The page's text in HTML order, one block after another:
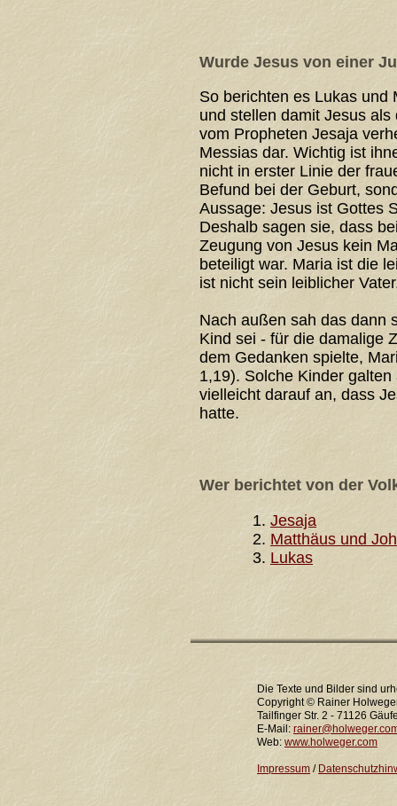
Wurde Jesus von einer
So berichten es Lukas und
und stellen damit Jesus als
vom Propheten Jesaja
Messias dar. Wichtig ist
nicht in erster Linie der
Befund bei der Geburt,
Aussage: Jesus ist Gottes
Deshalb sagen sie, dass
Zeugung von Jesus kein
beteiligt war. Maria ist die
ist nicht sein leiblicher
Nach außen sah das dann
Kind sei - für die damalige
dem Gedanken spielte,
1,19). Solche Kinder
vielleicht darauf an, dass
hatte.
Wer berichtet von der
Jesaja
Matthäus und
Lukas
Die Texte und Bilder sind
Copyright © Rainer
Tailfinger Str. 2 - 71126
E-Mail:
Web: www.holweger.com
Impressum /